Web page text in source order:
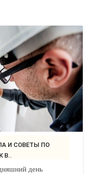
В..
день